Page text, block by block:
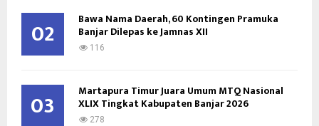
02 Bawa Nama Daerah, 60 Kontingen Pramuka
Banjar Dilepas ke Jamnas XII
116
03 Martapura Timur Juara Umum MTQ Nasional
XLIX Tingkat Kabupaten Banjar 2026
278